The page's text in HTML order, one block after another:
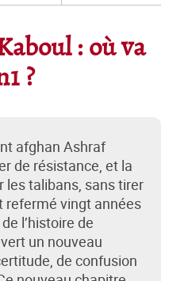
: où va
?
afghan Ashraf
de résistance, et la
les talibans, sans tirer
refermé vingt années
l’histoire de
un nouveau
de confusion